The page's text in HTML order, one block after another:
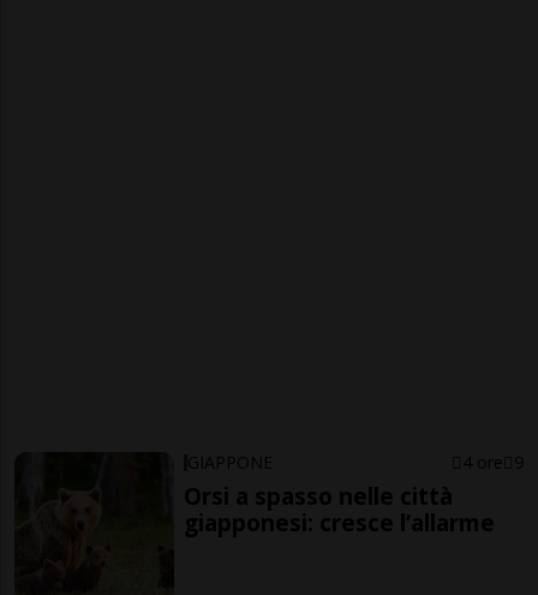
GIAPPONE 4 ore 9
Orsi a spasso nelle città
giapponesi: cresce l’allarme